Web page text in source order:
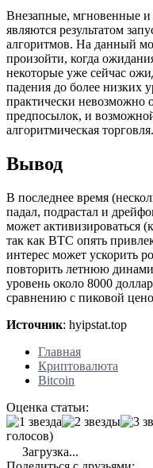
Внезапные, мгновенные
являются результатом
алгоритмов. На данный
произойти, когда
некоторые уже сейчас
падения до более низких
практически невозможно
предпосылок, и
алгоритмическая торговля.
Вывод
В последнее время
падал, подрастал и
может активизироваться
так как BTC опять
интерес может ускорить
повторить летнюю
уровень около 8000
сравнению с пиковой
Источник: hyipstat.top
Главная
Криптовалюта
Bitcoin
Оценка статьи:
голосов)
Загрузка...